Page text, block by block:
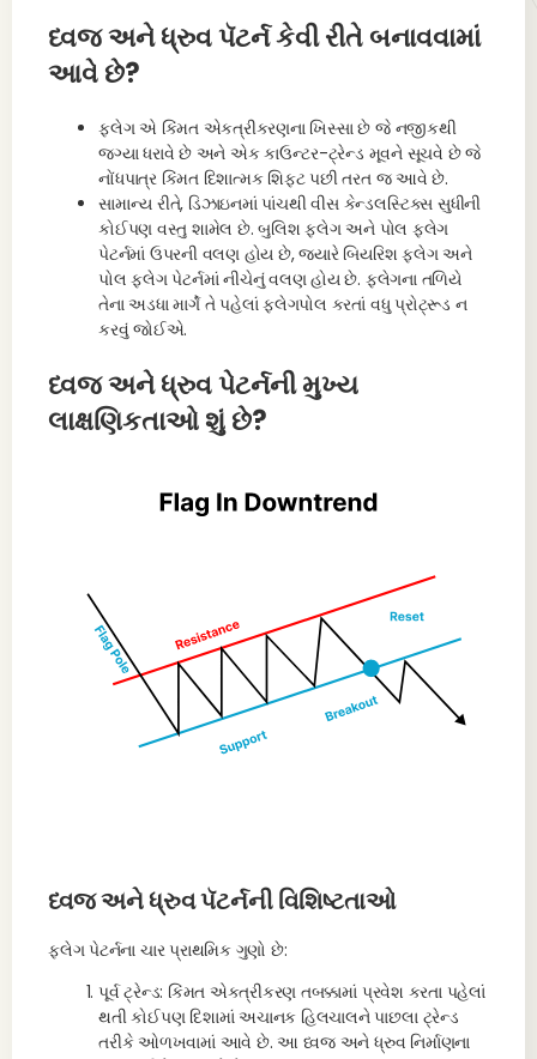
ધ્વજ અને ધ્રુવ પૅટર્ન કેવી રીતે બનાવવામાં
આવે છે?
ફ્લેગ એ કિંમત એકત્રીકરણના ખિસ્સા છે જે નજીકથી
જગ્યા ધરાવે છે અને એક કાઉન્ટર-ટ્રેન્ડ મૂવને સૂચવે છે જે
નોંધપાત્ર કિંમત દિશાત્મક શિફ્ટ પછી તરત જ આવે છે.
સામાન્ય રીતે, ડિઝાઇનમાં પાંચથી વીસ કેન્ડલસ્ટિક્સ સુધીની
કોઈપણ વસ્તુ શામેલ છે. બુલિશ ફ્લેગ અને પોલ ફ્લેગ
પેટર્નમાં ઉપરની વલણ હોય છે, જ્યારે બિયરિશ ફ્લેગ અને
પોલ ફ્લેગ પેટર્નમાં નીચેનું વલણ હોય છે. ફ્લેગના તળિયે
તેના અડધા માર્ગે તે પહેલાં ફ્લેગપોલ કરતાં વધુ પ્રોટ્રૂડ ન
કરવું જોઈએ.
ધ્વજ અને ધ્રુવ પેટર્નની મુખ્ય
લાક્ષણિકતાઓ શું છે?
ધ્વજ અને ધ્રુવ પૅટર્નની વિશિષ્ટતાઓ
ફ્લેગ પેટર્નના ચાર પ્રાથમિક ગુણો છે:
પૂર્વ ટ્રેન્ડ: કિંમત એકત્રીકરણ તબક્કામાં પ્રવેશ કરતા પહેલાં
થતી કોઈપણ દિશામાં અચાનક હિલચાલને પાછલા ટ્રેન્ડ
તરીકે ઓળખવામાં આવે છે. આ ધ્વજ અને ધ્રુવ નિર્માણના